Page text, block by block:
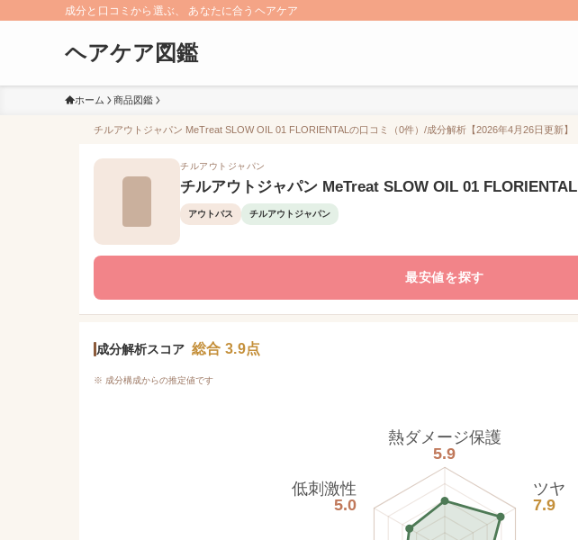
成分と口コミから選ぶ、 あなたに合うヘアケア
ヘアケア図鑑
ホーム 商品図鑑
チルアウトジャパン MeTreat SLOW OIL 01 FLORIENTALの口コミ（0件）/成分解析【2026年4月26日更新】
チルアウトジャパン
チルアウトジャパン MeTreat SLOW OIL 01 FLORIENTAL
アウトバス チルアウトジャパン
最安値を探す
成分解析スコア 総合 3.9点
※ 成分構成からの推定値です
熱ダメージ保護
5.9
ツヤ
7.9
低刺激性
5.0